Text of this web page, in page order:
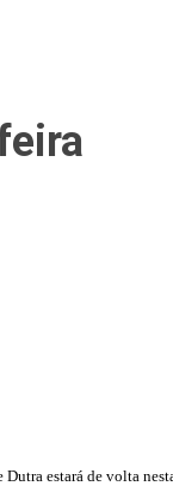
estará de volta